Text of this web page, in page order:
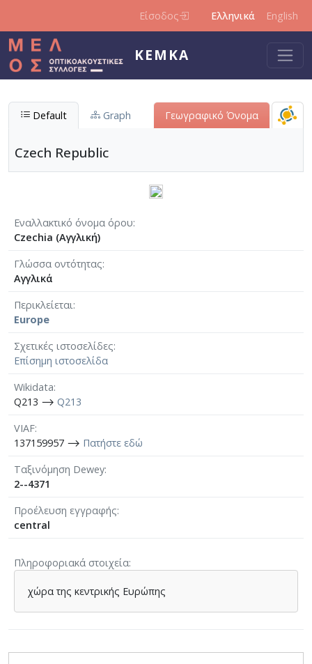
Είσοδος Ελληνικά English
ΚΕΜΚΑ
Default Graph Γεωγραφικό Όνομα
Czech Republic
Εναλλακτικό όνομα όρου
Czechia (Αγγλική)
Γλώσσα οντότητας
Αγγλικά
Περικλείεται
Europe
Σχετικές ιστοσελίδες
Επίσημη ιστοσελίδα
Wikidata
Q213 ⟶ Q213
VIAF
137159957 ⟶ Πατήστε εδώ
Ταξινόμηση Dewey
2--4371
Προέλευση εγγραφής
central
Πληροφοριακά στοιχεία
χώρα της κεντρικής Ευρώπης